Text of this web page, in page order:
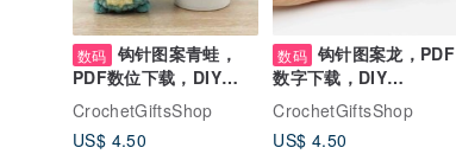
数码 钩针图案青蛙，
PDF数位下载，DIY
Amigurumi图案
CrochetGiftsShop
US$ 4.50
数码 钩针图案龙，PDF
数字下载，DIY
Amigurumi图案
CrochetGiftsShop
US$ 4.50